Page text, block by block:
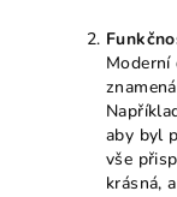
Moderní
aby byl
vše
krásná,